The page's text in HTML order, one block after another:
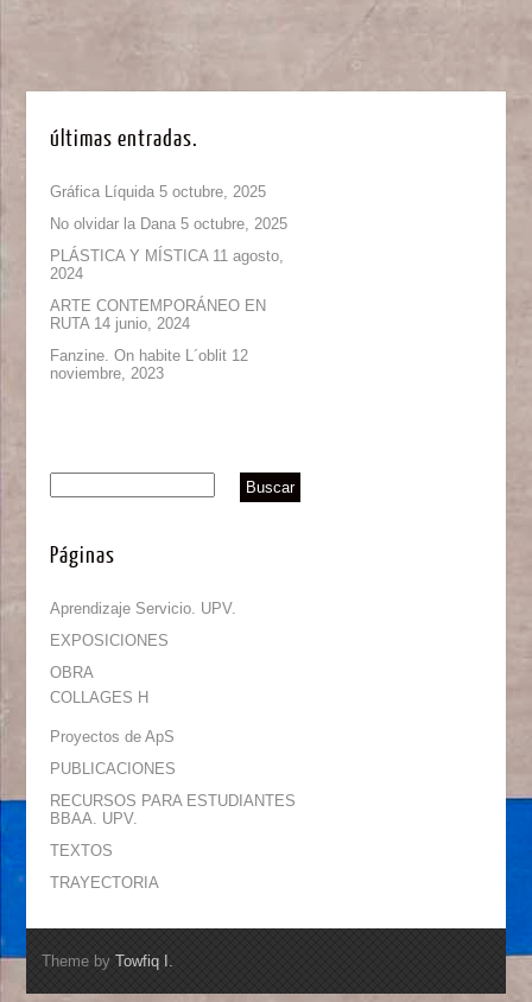
últimas entradas.
Gráfica Líquida 5 octubre, 2025
No olvidar la Dana 5 octubre, 2025
PLÁSTICA Y MÍSTICA 11 agosto,
2024
ARTE CONTEMPORÁNEO EN
RUTA 14 junio, 2024
Fanzine. On habite L´oblit 12
noviembre, 2023
Páginas
Aprendizaje Servicio. UPV.
EXPOSICIONES
OBRA
COLLAGES H
Proyectos de ApS
PUBLICACIONES
RECURSOS PARA ESTUDIANTES
BBAA. UPV.
TEXTOS
TRAYECTORIA
Theme by Towfiq I.